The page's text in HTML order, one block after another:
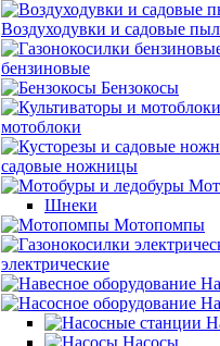
Воздуходувки и садовые
бензиновые
Бензокосы
мотоблоки
садовые ножницы
Шнеки
Мотопомпы
электрические
Насосы